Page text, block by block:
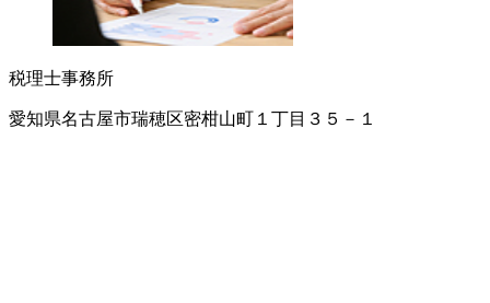
税理士事務所
愛知県名古屋市瑞穂区密柑山町１丁目３５－１